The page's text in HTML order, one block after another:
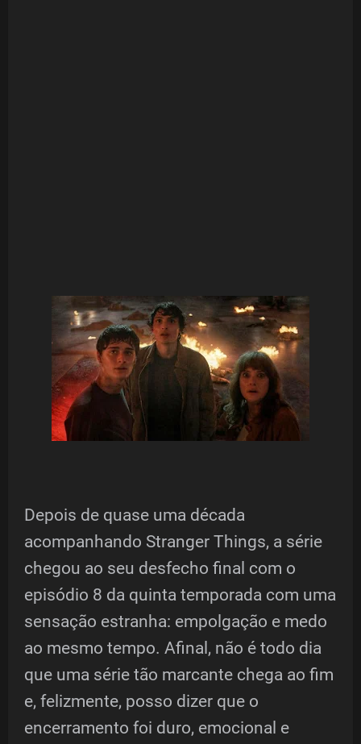
Depois de quase uma década
acompanhando Stranger Things, a série
chegou ao seu desfecho final com o
episódio 8 da quinta temporada com uma
sensação estranha: empolgação e medo
ao mesmo tempo. Afinal, não é todo dia
que uma série tão marcante chega ao fim
e, felizmente, posso dizer que o
encerramento foi duro, emocional e